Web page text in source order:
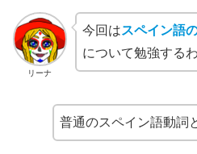
リーナ
今回はスペイン語
について勉強する
普通のスペイン語動詞